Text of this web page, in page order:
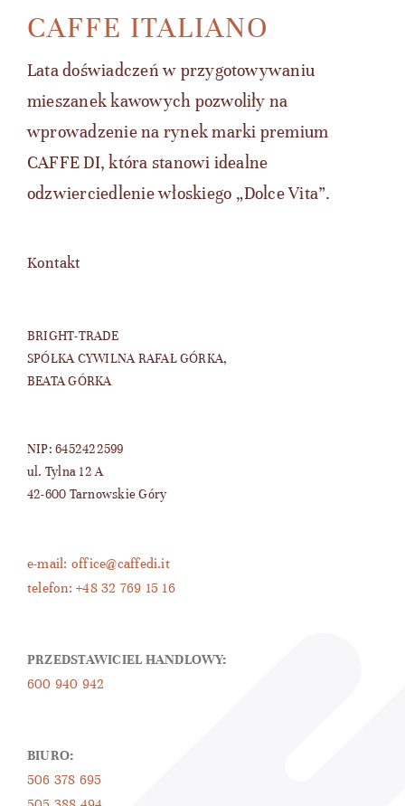
CAFFE ITALIANO
Lata doświadczeń w przygotowywaniu
mieszanek kawowych pozwoliły na
wprowadzenie na rynek marki premium
CAFFE DI, która stanowi idealne
odzwierciedlenie włoskiego „Dolce Vita”.
Kontakt
BRIGHT-TRADE
SPÓŁKA CYWILNA RAFAŁ GÓRKA,
BEATA GÓRKA
NIP: 6452422599
ul. Tylna 12 A
42-600 Tarnowskie Góry
e-mail: office@caffedi.it
telefon: +48 32 769 15 16
PRZEDSTAWICIEL HANDLOWY:
600 940 942
BIURO:
506 378 695